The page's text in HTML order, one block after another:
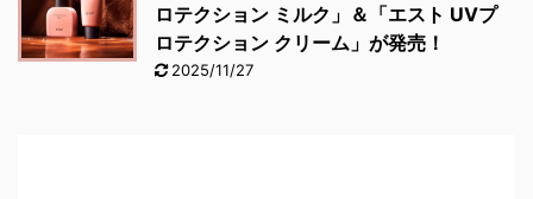
ロテクション ミルク」＆「エスト UVプ
ロテクション クリーム」が発売！
2025/11/27